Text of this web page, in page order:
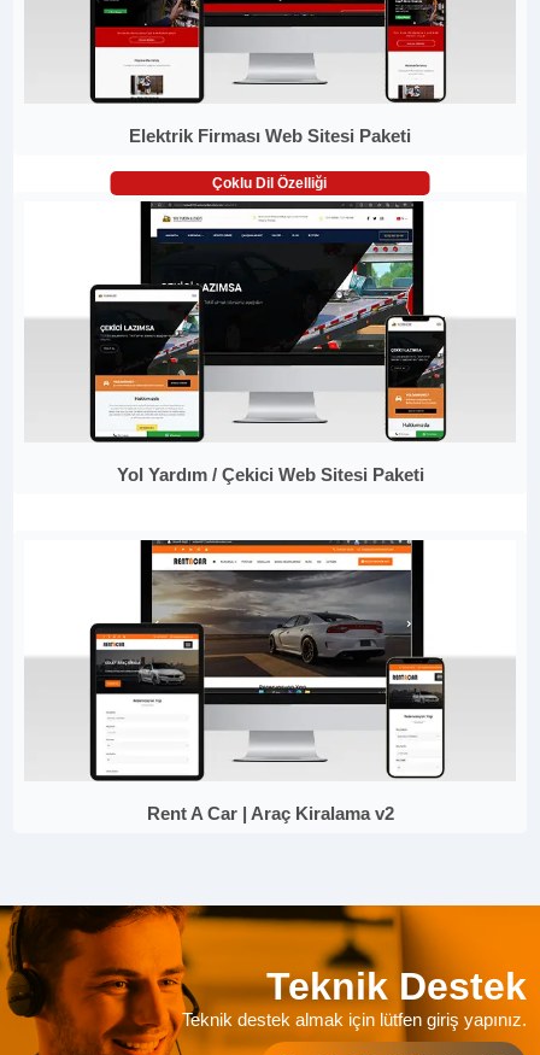
Elektrik Firması Web Sitesi Paketi
Çoklu Dil Özelliği
Yol Yardım / Çekici Web Sitesi Paketi
Rent A Car | Araç Kiralama v2
Teknik Destek
Teknik destek almak için lütfen giriş yapınız.